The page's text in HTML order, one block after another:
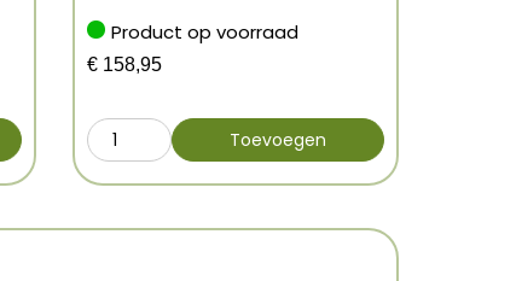
Product op voorraad
€ 158,95
Toevoegen